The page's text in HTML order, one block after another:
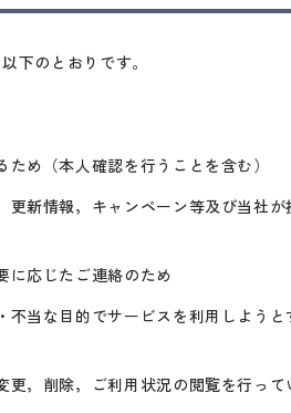
下のとおりです。
め（本人確認を行うことを含む）
新情報，キャンペーン等及び当社
に応じたご連絡のため
当な目的でサービスを利用しよう
，削除，ご利用状況の閲覧を行って